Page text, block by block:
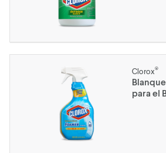
Clorox®
para el